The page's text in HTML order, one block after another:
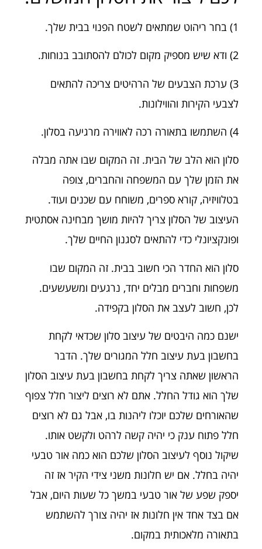
1) בחר ריהוט שמתאים לשטח הפנוי בבית שלך.
2) ודא שיש מספיק מקום לכולם להסתובב בנוחות.
3) ערכת הצבעים של הרהיטים צריכה להתאים
לצבעי הקירות והווילונות.
4) השתמשו בתאורה רכה לאווירה מרגיעה בסלון.
סלון הוא הלב של הבית. זה המקום שבו אתה מבלה
את הזמן שלך עם המשפחה והחברים, צופה
בטלוויזיה, קורא ספרים, משוחח עם שכנים ועוד.
העיצוב של הסלון צריך להיות מושך מבחינה אסתטית
ופונקציונלי כדי להתאים לסגנון החיים שלך.
סלון הוא החדר הכי חשוב בבית. זה המקום שבו
משפחות וחברים מבלים יחד, נרגעים ומשעשעים.
לכן, חשוב לעצב את הסלון בקפידה.
ישנם כמה היבטים של עיצוב סלון שכדאי לקחת
בחשבון בעת עיצוב חלל המגורים שלך. הדבר
הראשון שאתה צריך לקחת בחשבון בעת עיצוב הסלון
שלך הוא גודל החלל. אתם לא רוצים ליצור חלל צפוף
שהאורחים שלכם יוכלו ליהנות בו, אבל גם לא רוצים
חלל פתוח ענק כי יהיה קשה לרהט ולקשט אותו.
שיקול נוסף לעיצוב הסלון שלכם הוא כמה אור טבעי
יהיה בחלל. אם יש חלונות משני צידי הקיר אז זה
יספק שפע של אור טבעי במשך כל שעות היום, אבל
אם בצד אחד אין חלונות אז יהיה צורך להשתמש
בתאורה מלאכותית במקום.